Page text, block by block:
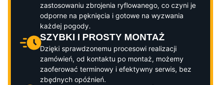
zastosowaniu zbrojenia ryflowanego, co czyni je
odporne na pęknięcia i gotowe na wyzwania
każdej pogody.
SZYBKI I PROSTY MONTAŻ
Dzięki sprawdzonemu procesowi realizacji
zamówień, od kontaktu po montaż, możemy
zaoferować terminowy i efektywny serwis, bez
zbędnych opóźnień.